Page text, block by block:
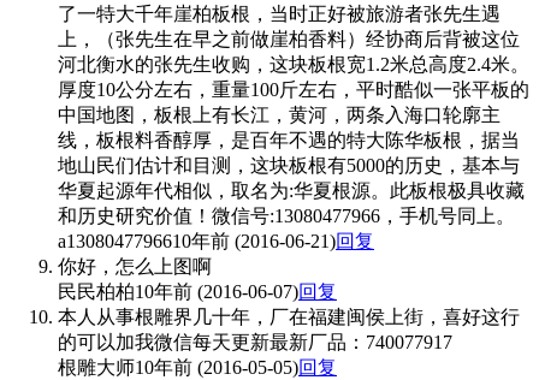
了一特大千年崖柏板根，当时正好被旅游者张先生遇
上，（张先生在早之前做崖柏香料）经协商后背被这位
河北衡水的张先生收购，这块板根宽1.2米总高度2.4米。
厚度10公分左右，重量100斤左右，平时酷似一张平板的
中国地图，板根上有长江，黄河，两条入海口轮廓主
线，板根料香醇厚，是百年不遇的特大陈华板根，据当
地山民们估计和目测，这块板根有5000的历史，基本与
华夏起源年代相似，取名为:华夏根源。此板根极具收藏
和历史研究价值！微信号:13080477966，手机号同上。
a1308047796610年前 (2016-06-21)回复
你好，怎么上图啊
民民柏柏10年前 (2016-06-07)回复
本人从事根雕界几十年，厂在福建闽侯上街，喜好这行
的可以加我微信每天更新最新厂品：740077917
根雕大师10年前 (2016-05-05)回复